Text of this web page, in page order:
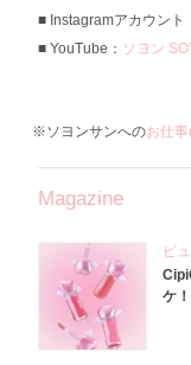
Instagramアカウント
YouTube： ソヨン
※ソヨンサンへのお仕
Magazine
ビ
ケ